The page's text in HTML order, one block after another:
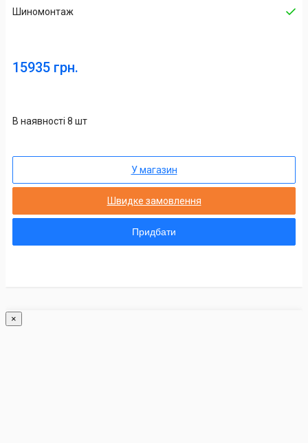
Шиномонтаж
15935 грн.
В наявності 8 шт
У магазин
Швидке замовлення
Придбати
×